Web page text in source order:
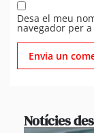
Desa el meu
navegador per
Notícies